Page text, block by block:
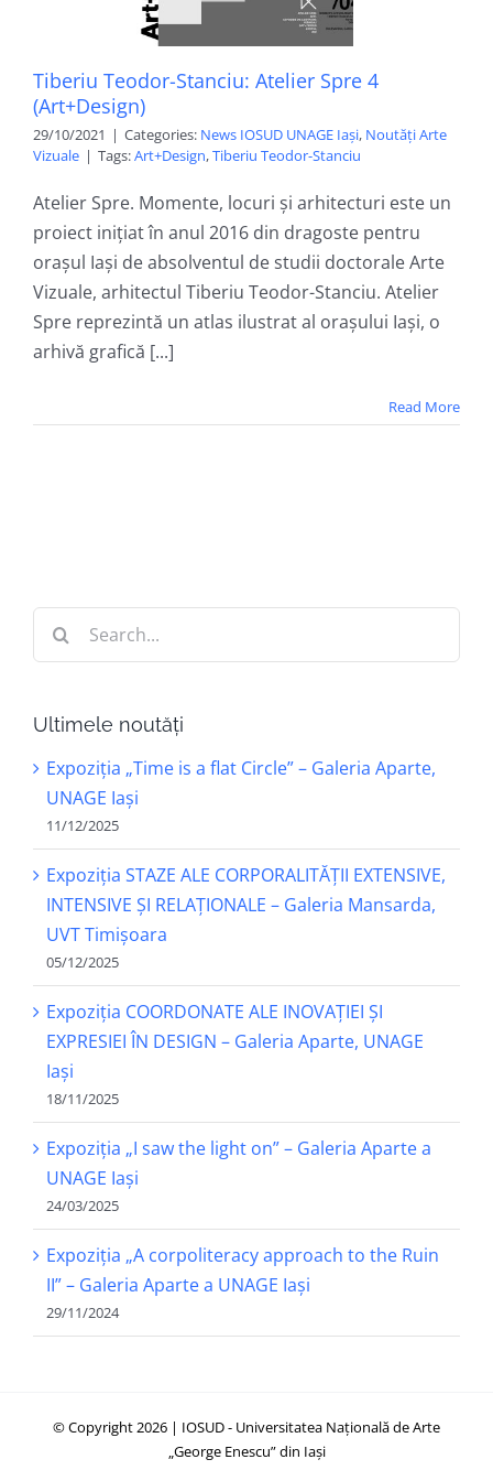
Tiberiu Teodor-Stanciu: Atelier Spre 4
(Art+Design)
29/10/2021 | Categories: News IOSUD UNAGE Iași, Noutăți Arte
Vizuale | Tags:Art+Design,Tiberiu Teodor-Stanciu
Atelier Spre. Momente, locuri și arhitecturi este un
proiect inițiat în anul 2016 din dragoste pentru
orașul Iași de absolventul de studii doctorale Arte
Vizuale, arhitectul Tiberiu Teodor-Stanciu. Atelier
Spre reprezintă un atlas ilustrat al orașului Iași, o
arhivă grafică [...]
Read More
Ultimele noutăți
Expoziția „Time is a flat Circle” – Galeria Aparte,
UNAGE Iași
11/12/2025
Expoziția STAZE ALE CORPORALITĂȚII EXTENSIVE,
INTENSIVE ȘI RELAȚIONALE – Galeria Mansarda,
UVT Timișoara
05/12/2025
Expoziția COORDONATE ALE INOVAȚIEI ȘI
EXPRESIEI ÎN DESIGN – Galeria Aparte, UNAGE
Iași
18/11/2025
Expoziția „I saw the light on” – Galeria Aparte a
UNAGE Iași
24/03/2025
Expoziția „A corpoliteracy approach to the Ruin
II” – Galeria Aparte a UNAGE Iași
29/11/2024
© Copyright 2026 | IOSUD - Universitatea Națională de Arte
„George Enescu” din Iași